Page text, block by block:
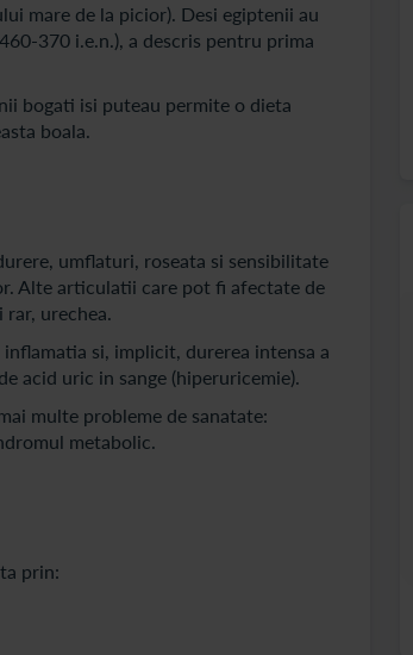
mare de la picior). Desi egiptenii au
370 i.e.n.), a descris pentru prima
bogati isi puteau permite o dieta
boala.
umflaturi, roseata si sensibilitate
Alte articulatii care pot fi afectate de
urechea.
si, implicit, durerea intensa a
acid uric in sange (hiperuricemie).
multe probleme de sanatate:
metabolic.
prin: